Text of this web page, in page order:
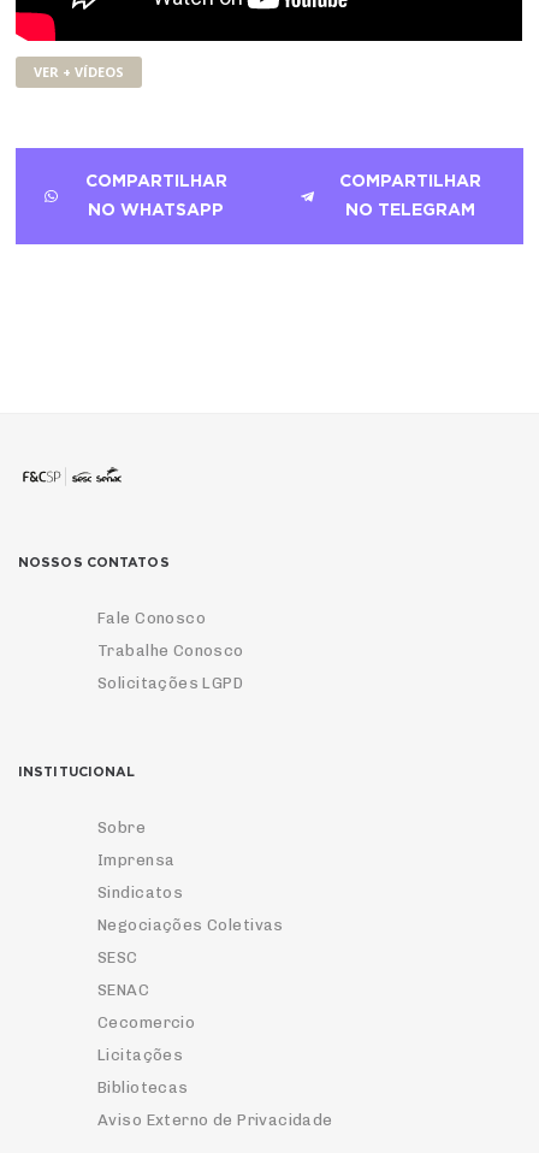
VER + VÍDEOS
COMPARTILHAR
NO WHATSAPP
COMPARTILHAR
NO TELEGRAM
NOSSOS CONTATOS
Fale Conosco
Trabalhe Conosco
Solicitações LGPD
INSTITUCIONAL
Sobre
Imprensa
Sindicatos
Negociações Coletivas
SESC
SENAC
Cecomercio
Licitações
Bibliotecas
Aviso Externo de Privacidade